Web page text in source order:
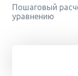
Пошаговый
уравнению